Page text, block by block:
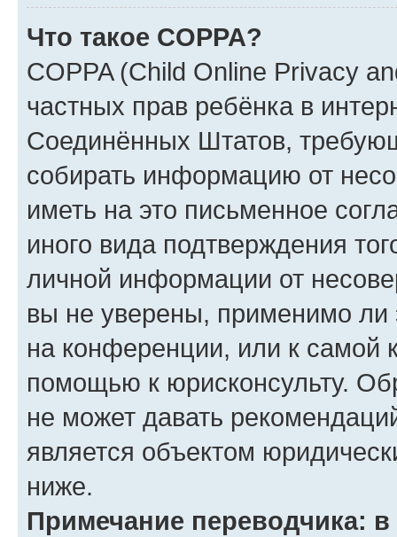
Что такое COPPA?
COPPA (Child Online Privacy
частных прав ребёнка в
Соединённых Штатов,
собирать информацию от
иметь на это письменное
иного вида подтверждения
личной информации от
вы не уверены, применимо ли
на конференции, или к самой
помощью к юрисконсульту.
не может давать
является объектом
ниже.
Примечание переводчика: